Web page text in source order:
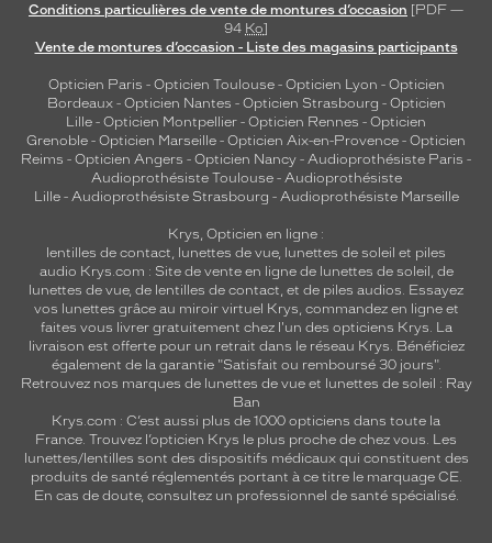
Conditions particulières de vente de montures d’occasion [PDF —
94 Ko]
Vente de montures d’occasion - Liste des magasins participants
Opticien Paris - Opticien Toulouse- Opticien Lyon - Opticien
Bordeaux- Opticien Nantes - Opticien Strasbourg - Opticien
Lille - Opticien Montpellier - Opticien Rennes - Opticien
Grenoble - Opticien Marseille - Opticien Aix-en-Provence - Opticien
Reims - Opticien Angers - Opticien Nancy - Audioprothésiste Paris -
Audioprothésiste Toulouse- Audioprothésiste
Lille- Audioprothésiste Strasbourg - Audioprothésiste Marseille
Krys, Opticien en ligne :
lentilles de contact, lunettes de vue, lunettes de soleil et piles
audio Krys.com : Site de vente en ligne de lunettes de soleil, de
lunettes de vue, de lentilles de contact, et de piles audios. Essayez
vos lunettes grâce au miroir virtuel Krys, commandez en ligne et
faites vous livrer gratuitement chez l'un des opticiens Krys. La
livraison est offerte pour un retrait dans le réseau Krys. Bénéficiez
également de la garantie "Satisfait ou remboursé 30 jours".
Retrouvez nos marques de lunettes de vue et lunettes de soleil : Ray
Ban
Krys.com : C’est aussi plus de 1000 opticiens dans toute la
France. Trouvez l’opticien Krys le plus proche de chez vous. Les
lunettes/lentilles sont des dispositifs médicaux qui constituent des
produits de santé réglementés portant à ce titre le marquage CE.
En cas de doute, consultez un professionnel de santé spécialisé.